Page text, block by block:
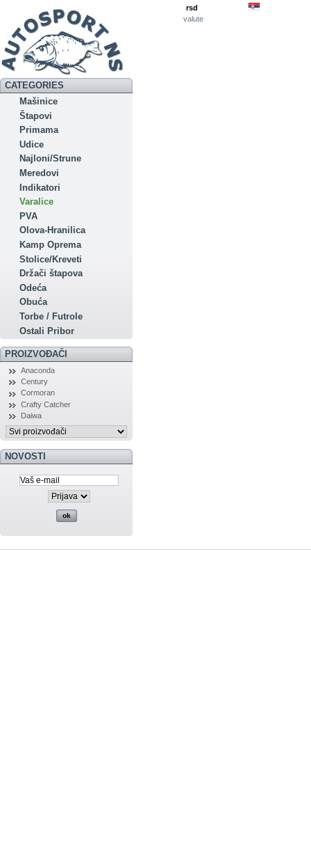
rsd
valute
CATEGORIES
Mašinice
Štapovi
Primama
Udice
Najloni/Strune
Meredovi
Indikatori
Varalice
PVA
Olova-Hranilica
Kamp Oprema
Stolice/Kreveti
Držači štapova
Odeća
Obuća
Torbe / Futrole
Ostali Pribor
PROIZVOĐAČI
Anaconda
Century
Cormoran
Crafty Catcher
Daiwa
NOVOSTI